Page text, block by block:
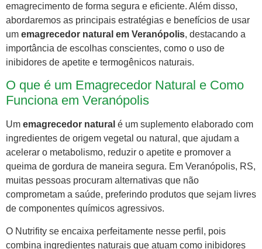
emagrecimento de forma segura e eficiente. Além disso,
abordaremos as principais estratégias e benefícios de usar
um emagrecedor natural em Veranópolis, destacando a
importância de escolhas conscientes, como o uso de
inibidores de apetite e termogênicos naturais.
O que é um Emagrecedor Natural e Como
Funciona em Veranópolis
Um emagrecedor natural é um suplemento elaborado com
ingredientes de origem vegetal ou natural, que ajudam a
acelerar o metabolismo, reduzir o apetite e promover a
queima de gordura de maneira segura. Em Veranópolis, RS,
muitas pessoas procuram alternativas que não
comprometam a saúde, preferindo produtos que sejam livres
de componentes químicos agressivos.
O Nutrifity se encaixa perfeitamente nesse perfil, pois
combina ingredientes naturais que atuam como inibidores